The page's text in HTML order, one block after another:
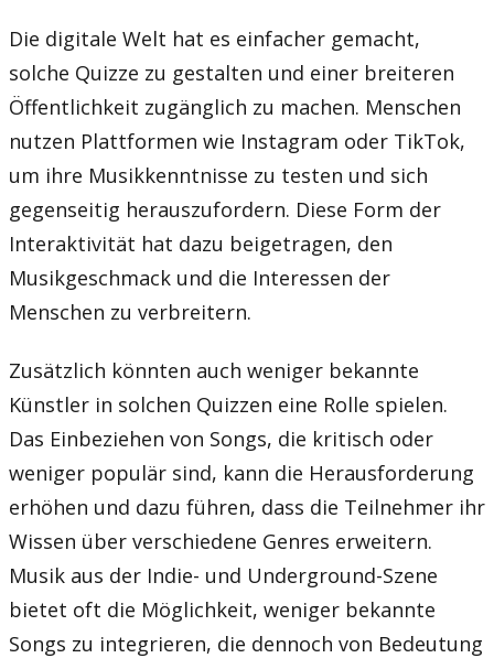
Die digitale Welt hat es einfacher gemacht,
solche Quizze zu gestalten und einer breiteren
Öffentlichkeit zugänglich zu machen. Menschen
nutzen Plattformen wie Instagram oder TikTok,
um ihre Musikkenntnisse zu testen und sich
gegenseitig herauszufordern. Diese Form der
Interaktivität hat dazu beigetragen, den
Musikgeschmack und die Interessen der
Menschen zu verbreitern.
Zusätzlich könnten auch weniger bekannte
Künstler in solchen Quizzen eine Rolle spielen.
Das Einbeziehen von Songs, die kritisch oder
weniger populär sind, kann die Herausforderung
erhöhen und dazu führen, dass die Teilnehmer ihr
Wissen über verschiedene Genres erweitern.
Musik aus der Indie- und Underground-Szene
bietet oft die Möglichkeit, weniger bekannte
Songs zu integrieren, die dennoch von Bedeutung